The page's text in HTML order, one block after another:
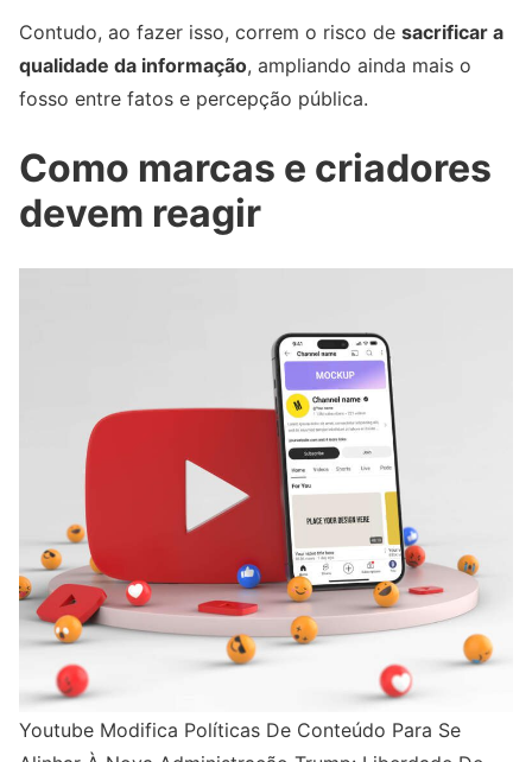
Contudo, ao fazer isso, correm o risco de sacrificar a
qualidade da informação, ampliando ainda mais o
fosso entre fatos e percepção pública.
Como marcas e criadores
devem reagir
Youtube Modifica Políticas De Conteúdo Para Se